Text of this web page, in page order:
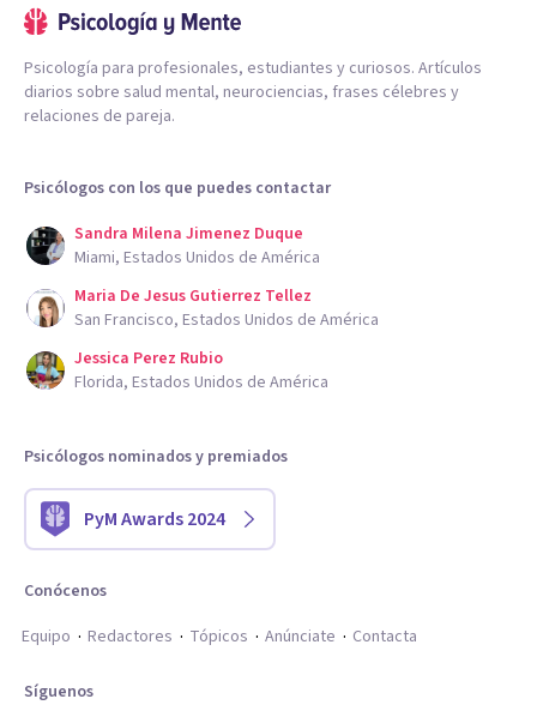
Psicología para profesionales, estudiantes y curiosos. Artículos
diarios sobre salud mental, neurociencias, frases célebres y
relaciones de pareja.
Psicólogos con los que puedes contactar
Sandra Milena Jimenez Duque
Miami, Estados Unidos de América
Maria De Jesus Gutierrez Tellez
San Francisco, Estados Unidos de América
Jessica Perez Rubio
Florida, Estados Unidos de América
Psicólogos nominados y premiados
PyM Awards 2024
Conócenos
Equipo
Redactores Tópicos Anúnciate Contacta
Síguenos